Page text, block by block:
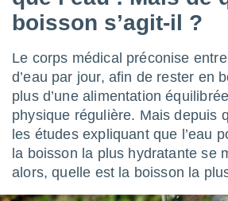
des
en
boisson s’agit-il ?
Le corps médical préconise
d’eau par jour, afin de rester en
plus d’une alimentation
physique régulière. Mais depuis
les études expliquant que l’eau
la boisson la plus hydratante se
alors, quelle est la boisson la